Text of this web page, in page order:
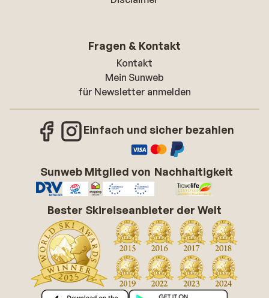
Fragen & Kontakt
Kontakt
Mein Sunweb
für Newsletter anmelden
Einfach und sicher bezahlen
Sunweb Mitglied von Nachhaltigkeit
Bester Skireiseanbieter der Welt